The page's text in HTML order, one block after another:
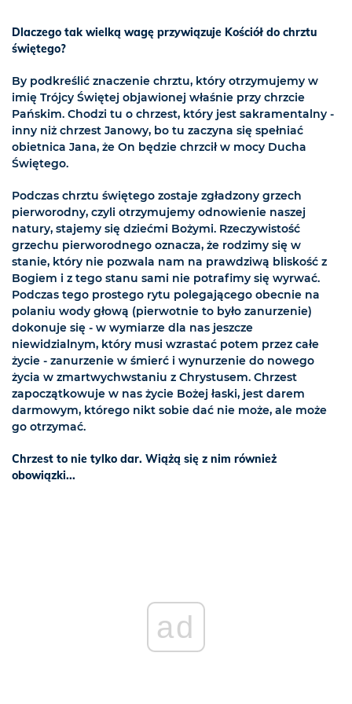
Dlaczego tak wielką wagę przywiązuje Kościół do chrztu
świętego?
By podkreślić znaczenie chrztu, który otrzymujemy w
imię Trójcy Świętej objawionej właśnie przy chrzcie
Pańskim. Chodzi tu o chrzest, który jest sakramentalny -
inny niż chrzest Janowy, bo tu zaczyna się spełniać
obietnica Jana, że On będzie chrzcił w mocy Ducha
Świętego.
Podczas chrztu świętego zostaje zgładzony grzech
pierworodny, czyli otrzymujemy odnowienie naszej
natury, stajemy się dziećmi Bożymi. Rzeczywistość
grzechu pierworodnego oznacza, że rodzimy się w
stanie, który nie pozwala nam na prawdziwą bliskość z
Bogiem i z tego stanu sami nie potrafimy się wyrwać.
Podczas tego prostego rytu polegającego obecnie na
polaniu wody głową (pierwotnie to było zanurzenie)
dokonuje się - w wymiarze dla nas jeszcze
niewidzialnym, który musi wzrastać potem przez całe
życie - zanurzenie w śmierć i wynurzenie do nowego
życia w zmartwychwstaniu z Chrystusem. Chrzest
zapoczątkowuje w nas życie Bożej łaski, jest darem
darmowym, którego nikt sobie dać nie może, ale może
go otrzymać.
Chrzest to nie tylko dar. Wiążą się z nim również
obowiązki...
ad